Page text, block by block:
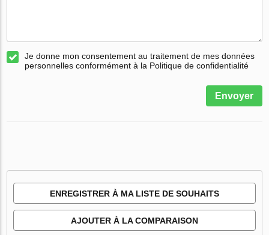
Je donne mon consentement au traitement de mes données
personnelles conformément à la Politique de confidentialité
Envoyer
ENREGISTRER À MA LISTE DE SOUHAITS
AJOUTER À LA COMPARAISON